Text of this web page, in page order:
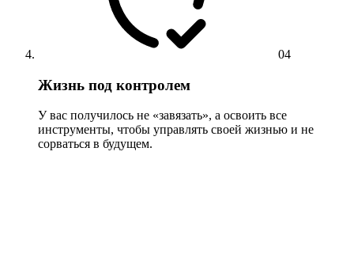
04
Жизнь под контролем
У вас получилось не «завязать», а освоить все
инструменты, чтобы управлять своей жизнью и не
сорваться в будущем.